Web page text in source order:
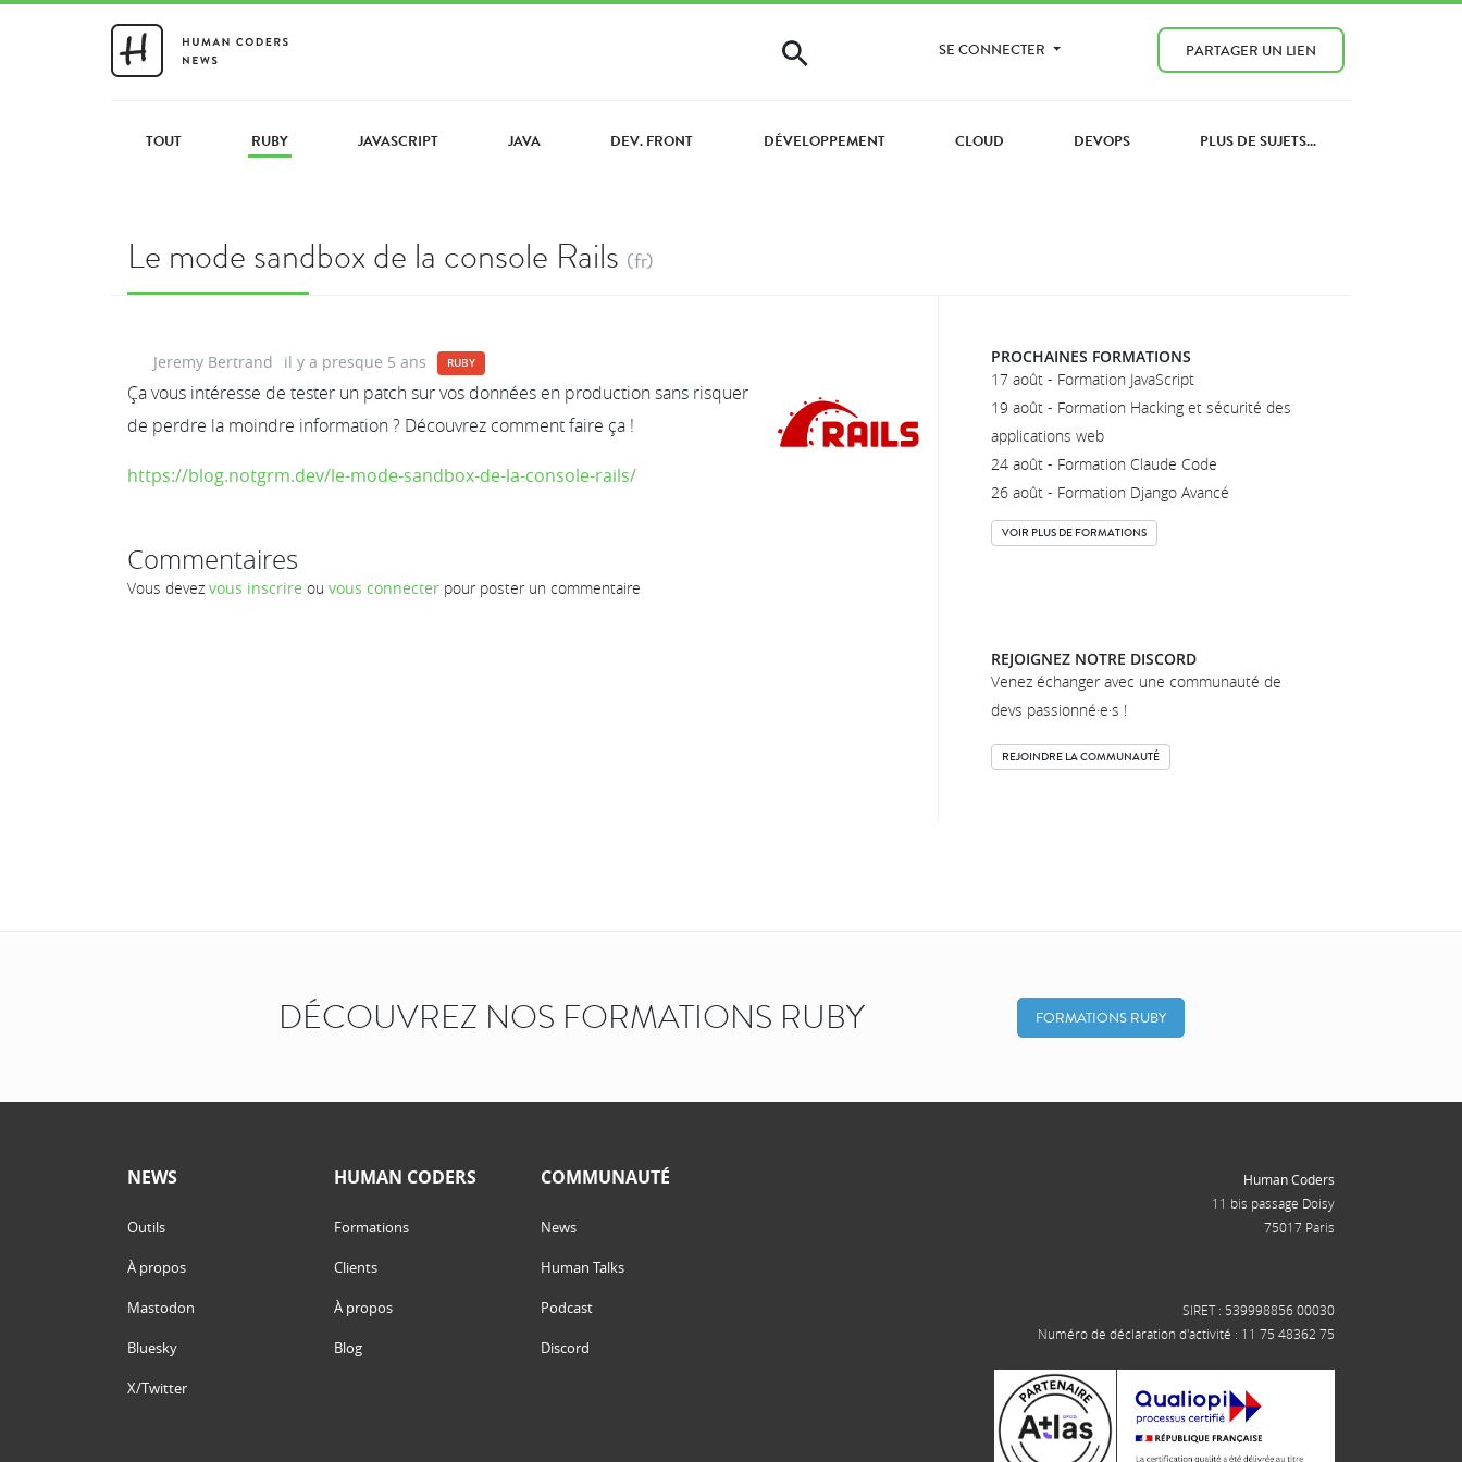
SE CONNECTER PARTAGER UN LIEN
TOUT RUBY JAVASCRIPT JAVA DEV. FRONT DÉVELOPPEMENT CLOUD DEVOPS PLUS DE SUJETS...
Le mode sandbox de la console Rails (fr)
Jeremy Bertrand il y a presque 5 ans RUBY
Ça vous intéresse de tester un patch sur vos données en production sans risquer
de perdre la moindre information ? Découvrez comment faire ça !
https://blog.notgrm.dev/le-mode-sandbox-de-la-console-rails/
Commentaires
Vous devez vous inscrire ou vous connecter pour poster un commentaire
PROCHAINES FORMATIONS
17 août - Formation JavaScript
19 août - Formation Hacking et sécurité des
applications web
24 août - Formation Claude Code
26 août - Formation Django Avancé
VOIR PLUS DE FORMATIONS
REJOIGNEZ NOTRE DISCORD
Venez échanger avec une communauté de
devs passionné·e·s !
REJOINDRE LA COMMUNAUTÉ
DÉCOUVREZ NOS FORMATIONS RUBY FORMATIONS RUBY
NEWS
Outils
À propos
Mastodon
Bluesky
X/Twitter
HUMAN CODERS
Formations
Clients
À propos
Blog
COMMUNAUTÉ
News
Human Talks
Podcast
Discord
Human Coders
11 bis passage Doisy
75017 Paris
SIRET : 539998856 00030
Numéro de déclaration d'activité : 11 75 48362 75